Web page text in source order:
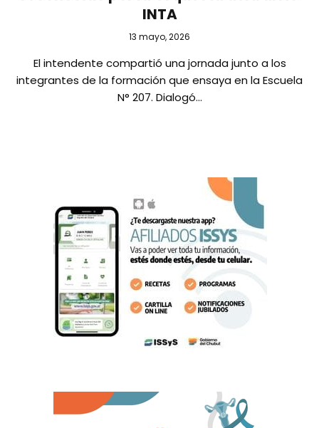
INTA
13 mayo, 2026
El intendente compartió una jornada junto a los
integrantes de la formación que ensaya en la Escuela
N° 207. Dialogó…